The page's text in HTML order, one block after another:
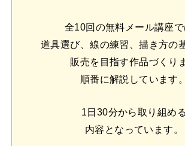
全10回の無料メール講座で
道具選び、線の練習、描き方の
販売を目指す作品づくり
順番に解説しています。
1日30分から取り組める
内容となっています。